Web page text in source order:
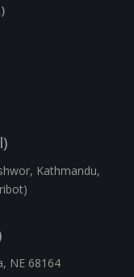
Kathmandu,
NE 68164